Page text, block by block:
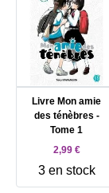
Livre Mon amie
des ténèbres -
Tome 1
2,99 €
3 en stock